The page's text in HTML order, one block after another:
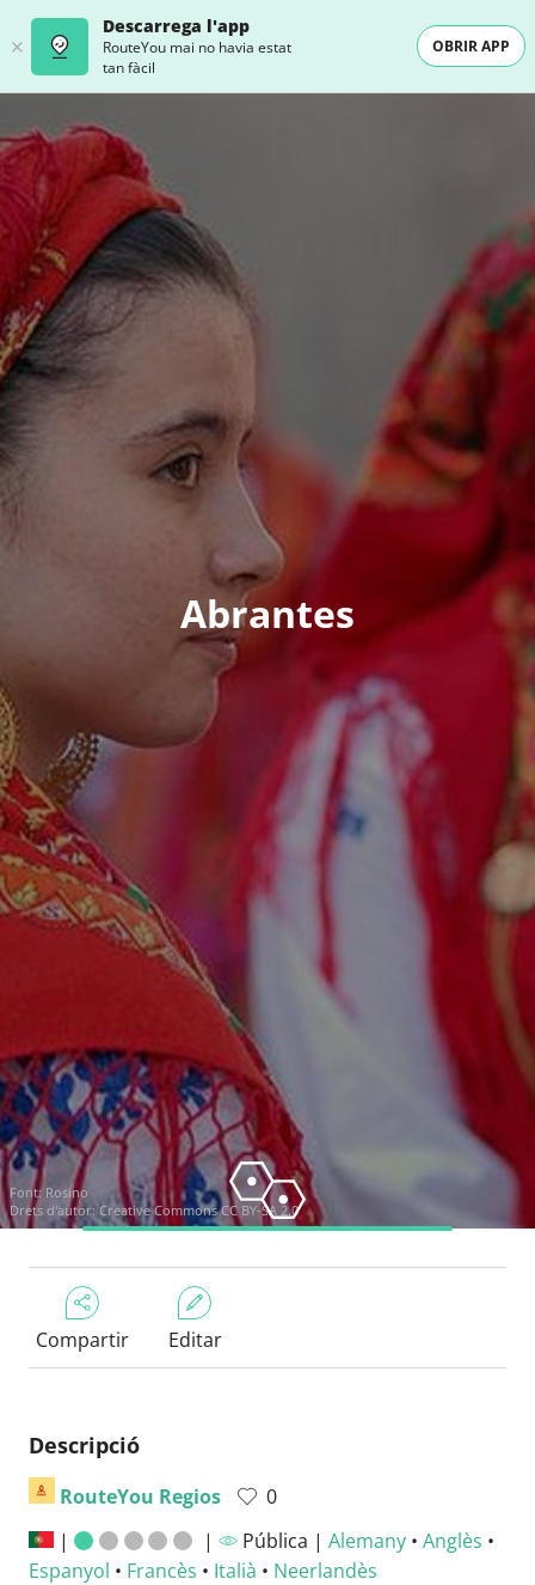
Descarrega l'app
RouteYou mai no havia estat
tan fàcil
OBRIR APP
Abrantes
Font: Rosino
Drets d'autor:Creative Commons CC BY-SA 2.0
Compartir Editar
Descripció
RouteYou Regios
0
|
| Pública | Alemany• Anglès •
Espanyol • Francès • Italià • Neerlandès